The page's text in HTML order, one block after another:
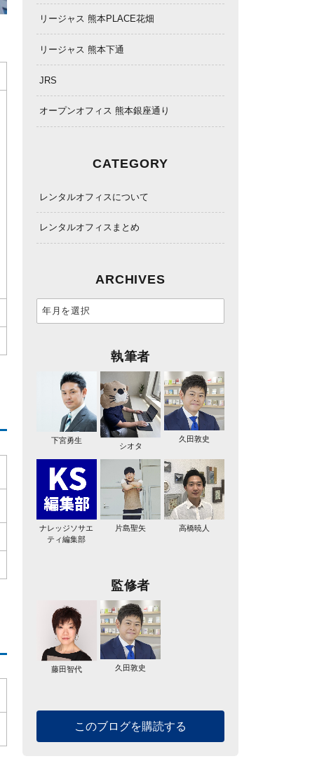
リージャス 熊本PLACE花畑
リージャス 熊本下通
JRS
オープンオフィス 熊本銀座通り
CATEGORY
レンタルオフィスについて
レンタルオフィスまとめ
ARCHIVES
執筆者
下宮勇生
シオタ
久田敦史
ナレッジソサエ
ティ編集部
片島聖矢 高橋暁人
監修者
藤田智代 久田敦史
このブログを購読する